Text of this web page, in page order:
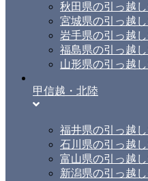
秋田県の引っ越
宮城県の引っ越
岩手県の引っ越
福島県の引っ越
山形県の引っ越
甲信越・北陸
福井県の引っ越
石川県の引っ越
富山県の引っ越
新潟県の引っ越